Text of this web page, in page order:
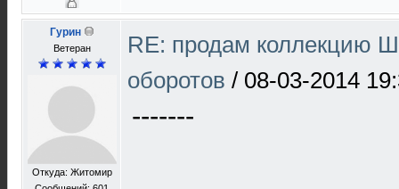
Гурин
Ветеран
Откуда: Житомир
RE: продам коллекцию
оборотов / 08-03-2014
-------